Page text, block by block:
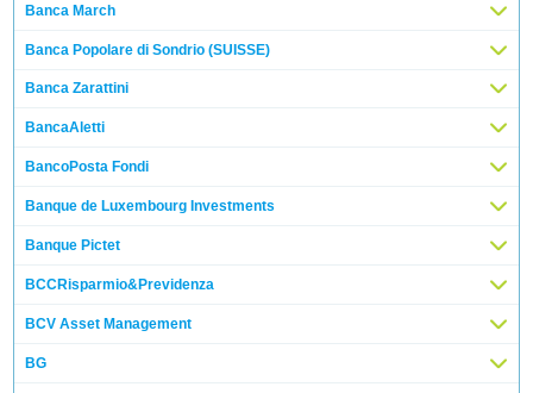
Banca March
Banca Popolare di Sondrio (SUISSE)
Banca Zarattini
BancaAletti
BancoPosta Fondi
Banque de Luxembourg Investments
Banque Pictet
BCCRisparmio&Previdenza
BCV Asset Management
BG